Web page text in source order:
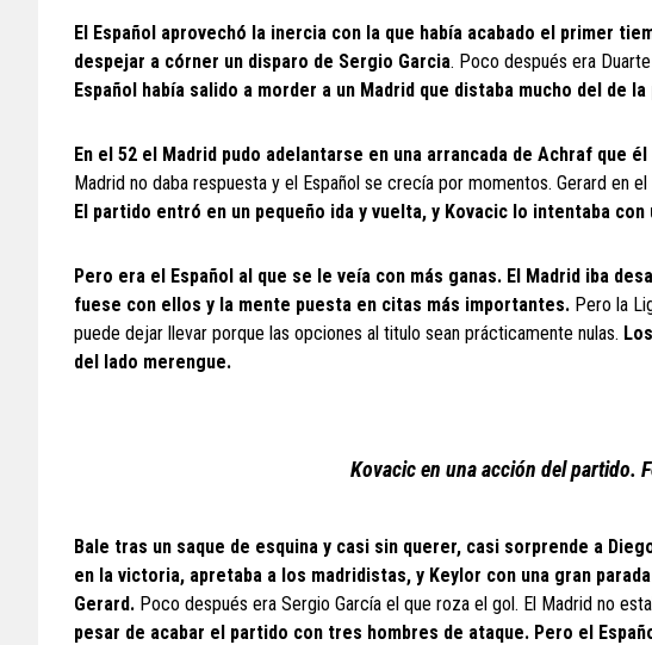
El Español aprovechó la inercia con la que había acabado el primer
despejar a córner un disparo de Sergio Garcia. Poco después era
Español había salido a morder a un Madrid que distaba mucho del de
En el 52 el Madrid pudo adelantarse en una arrancada de Achraf que
Madrid no daba respuesta y el Español se crecía por momentos. Gerard en
El partido entró en un pequeño ida y vuelta, y Kovacic lo intentaba
Pero era el Español al que se le veía con más ganas. El Madrid iba
fuese con ellos y la mente puesta en citas más importantes. Pero la
puede dejar llevar porque las opciones al titulo sean prácticamente nulas.
del lado merengue.
Kovacic en una acción del partido.
Bale tras un saque de esquina y casi sin querer, casi sorprende a
en la victoria, apretaba a los madridistas, y Keylor con una gran
Gerard. Poco después era Sergio García el que roza el gol. El Madrid no
pesar de acabar el partido con tres hombres de ataque. Pero el